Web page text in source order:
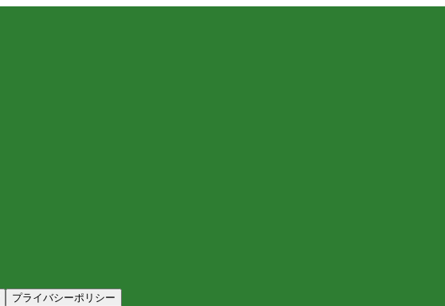
プライバシーポリシー